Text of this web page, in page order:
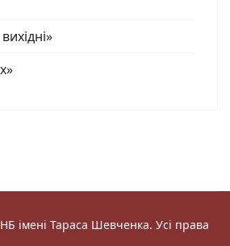
імені Тараса Шевченка. Усі права